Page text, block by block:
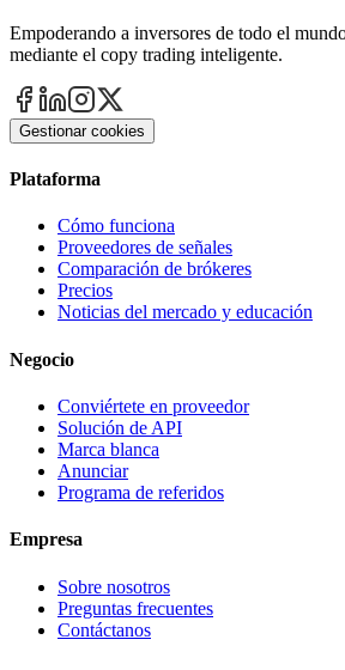
Empoderando a inversores de todo el
mediante el copy trading inteligente.
Gestionar cookies
Plataforma
Cómo funciona
Proveedores de señales
Comparación de brókeres
Precios
Noticias del mercado y educación
Negocio
Conviértete en proveedor
Solución de API
Marca blanca
Anunciar
Programa de referidos
Empresa
Sobre nosotros
Preguntas frecuentes
Contáctanos